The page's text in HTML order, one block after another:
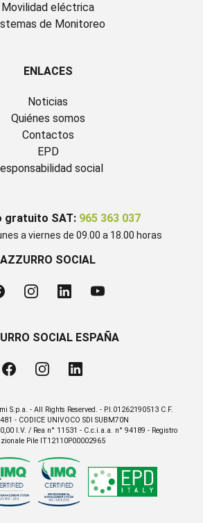
Movilidad eléctrica
de Monitoreo
ENLACES
Noticias
Quiénes somos
Contactos
EPD
social
gratuito SAT: 965 363 037
a viernes de 09.00 a 18.00 horas
AZZURRO SOCIAL
SOCIAL ESPAÑA
S.p.a. - All Rights Reserved. - P.I.01262190513 C.F.
- CODICE UNIVOCO SDI SUBM70N
I.V. / Rea n° 11531 - C.c.i.a.a. n° 94189 - Registro
Pile IT12110P00002965